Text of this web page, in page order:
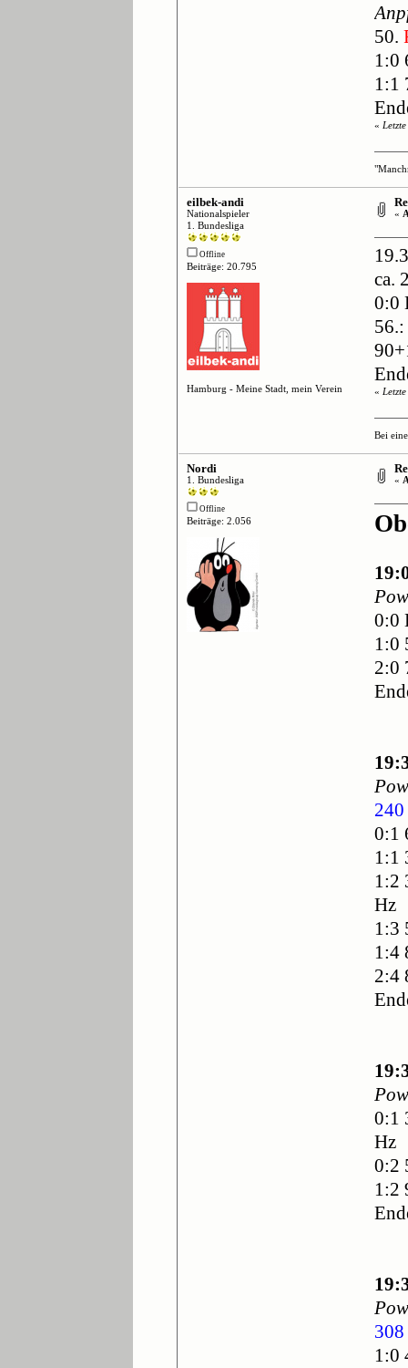
50.
1:0
1:1
«
eilbek-andi
Nationalspieler
1. Bundesliga
Offline
Beiträge: 20.795
Hamburg - Meine Stadt, mein Verein
«
ca.
0:0
«
Bei
Nordi
1. Bundesliga
Offline
Beiträge: 2.056
«
0:0
1:0
2:0
240
0:1
1:1
1:2
Hz
1:3
1:4
2:4
0:1
Hz
0:2
1:2
308
1:0